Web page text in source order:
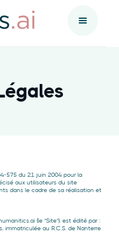
575 du 21 juin 2004 pour la
aux utilisateurs du site
dans le cadre de sa réalisation et
(le "Site"), est édité par :
immatriculée au R.C.S. de Nanterre